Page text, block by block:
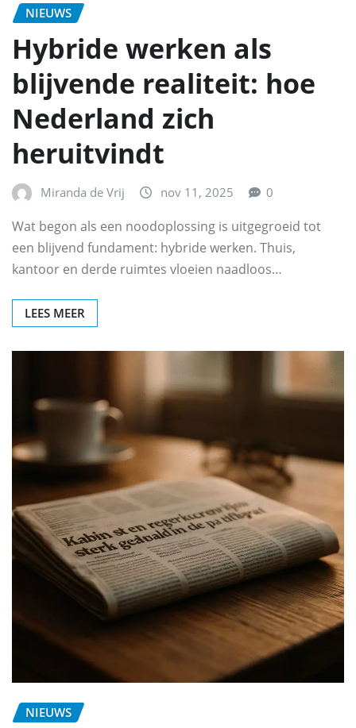
NIEUWS
Hybride werken als
blijvende realiteit: hoe
Nederland zich
heruitvindt
Miranda de Vrij nov 11, 2025 0
Wat begon als een noodoplossing is uitgegroeid tot
een blijvend fundament: hybride werken. Thuis,
kantoor en derde ruimtes vloeien naadloos…
LEES MEER
NIEUWS